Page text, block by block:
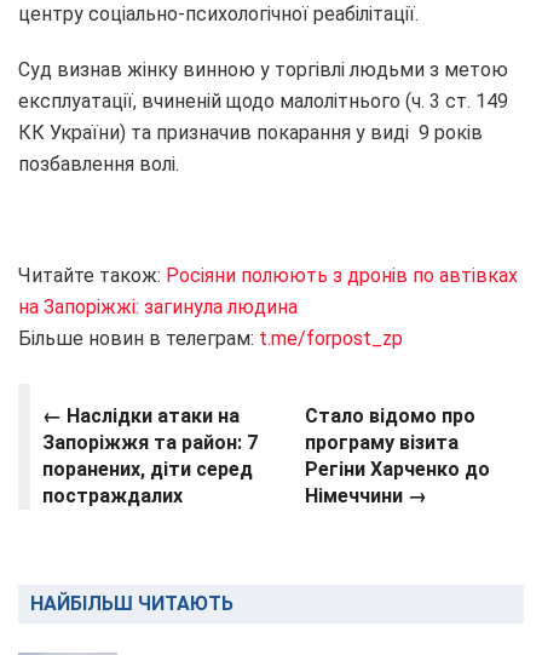
центру соціально-психологічної реабілітації.
Суд визнав жінку винною у торгівлі людьми з метою
експлуатації, вчиненій щодо малолітнього (ч. 3 ст. 149
КК України) та призначив покарання у виді 9 років
позбавлення волі.
Читайте також: Росіяни полюють з дронів по автівках
на Запоріжжі: загинула людина
Більше новин в телеграм: t.me/forpost_zp
← Наслідки атаки на
Запоріжжя та район: 7
поранених, діти серед
постраждалих
Стало відомо про
програму візита
Регіни Харченко до
Німеччини →
НАЙБІЛЬШ ЧИТАЮТЬ